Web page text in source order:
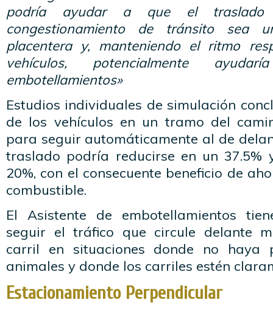
podría ayudar a que el
congestionamiento de tránsito sea
placentera y, manteniendo el ritmo
vehículos, potencialmente
embotellamientos»
Estudios individuales de simulación
de los vehículos en un tramo del
para seguir automáticamente al de
traslado podría reducirse en un 37.5%
20%, con el consecuente beneficio de
combustible.
El Asistente de embotellamientos
seguir el tráfico que circule delante
carril en situaciones donde no haya
animales y donde los carriles estén
Estacionamiento Perpendicular